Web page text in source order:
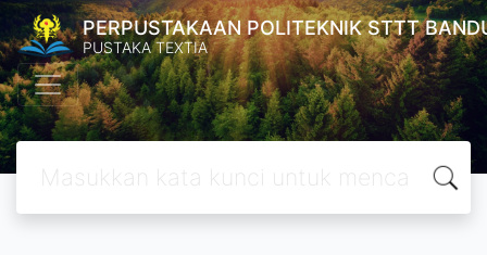
PERPUSTAKAAN POLITEKNIK STTT
PUSTAKA TEXTIA